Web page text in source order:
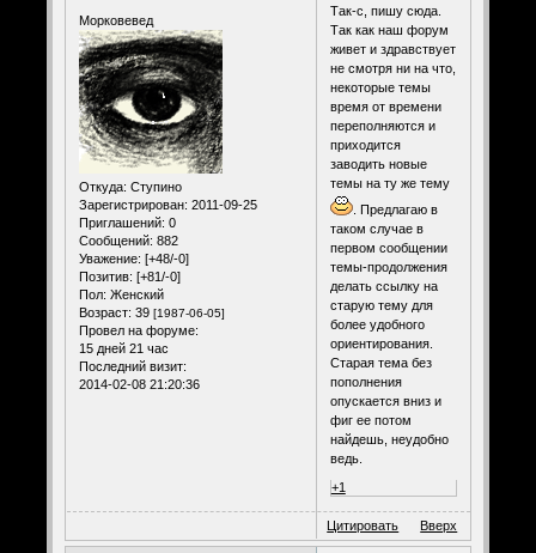
Морковевед
Откуда: Ступино
Зарегистрирован: 2011-09-25
Приглашений: 0
Сообщений: 882
Уважение: [+48/-0]
Позитив: [+81/-0]
Пол: Женский
Возраст: 39 [1987-06-05]
Провел на форуме:
15 дней 21 час
Последний визит:
2014-02-08 21:20:36
Так-с, пишу сюда.
Так как наш форум
живет и здравствует
не смотря ни на что,
некоторые темы
время от времени
переполняются и
приходится
заводить новые
темы на ту же тему
. Предлагаю в
таком случае в
первом сообщении
темы-продолжения
делать ссылку на
старую тему для
более удобного
ориентирования.
Старая тема без
пополнения
опускается вниз и
фиг ее потом
найдешь, неудобно
ведь.
+1
Цитировать Вверх